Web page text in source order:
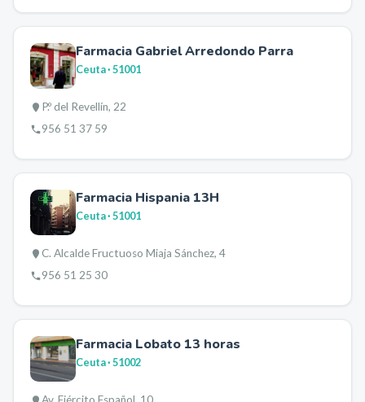
Farmacia Gabriel Arredondo Parra
Ceuta· 51001
P.º del Revellín, 22
956 51 37 59
Farmacia Hispania 13H
Ceuta· 51001
C. Alcalde Fructuoso Miaja Sánchez, 4
956 51 25 30
Farmacia Lobato 13 horas
Ceuta· 51002